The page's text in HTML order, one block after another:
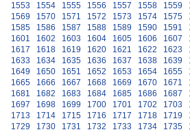
1553
1554 1555 1556 1557 1558 1559
1569
1570 1571 1572 1573 1574 1575
1585
1586 1587 1588 1589 1590 1591
1601
1602 1603 1604 1605 1606 1607
1617
1618 1619 1620 1621 1622 1623
1633
1634 1635 1636 1637 1638 1639
1649
1650 1651 1652 1653 1654 1655
1665
1666 1667 1668 1669 1670 1671
1681
1682 1683 1684 1685 1686 1687
1697
1698 1699 1700 1701 1702 1703
1713
1714 1715 1716 1717 1718 1719
1729
1730 1731 1732 1733 1734 1735